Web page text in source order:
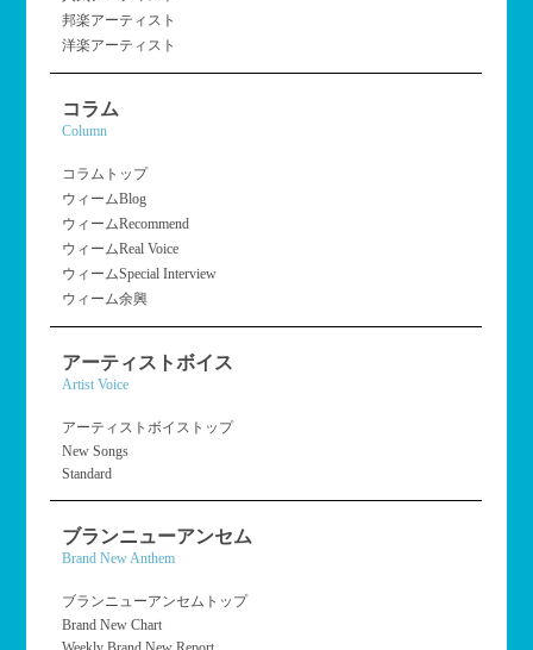
邦楽アーティスト
洋楽アーティスト
コラム
Column
コラムトップ
ウィームBlog
ウィームRecommend
ウィームReal Voice
ウィームSpecial Interview
ウィーム余興
アーティストボイス
Artist Voice
アーティストボイストップ
New Songs
Standard
ブランニューアンセム
Brand New Anthem
ブランニューアンセムトップ
Brand New Chart